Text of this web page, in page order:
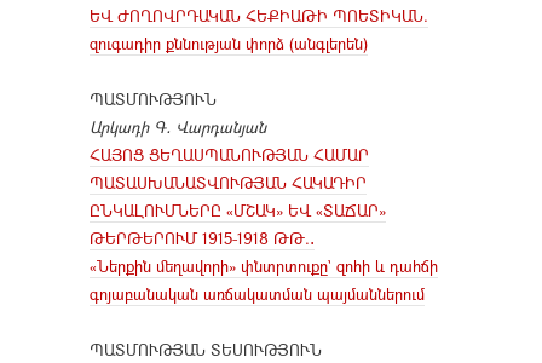
ԵՎ ԺՈՂՈՎՐԴԱԿԱՆ ՀԵՔԻԱԹԻ ՊՈԵՏԻԿԱՆ.
զուգադիր քննության փորձ (անգլերեն)
ՊԱՏՄՈՒԹՅՈՒՆ
Արկադի Գ․ Վարդանյան
ՀԱՅՈՑ ՑԵՂԱՍՊԱՆՈՒԹՅԱՆ ՀԱՄԱՐ
ՊԱՏԱՍԽԱՆԱՏՎՈՒԹՅԱՆ ՀԱԿԱԴԻՐ
ԸՆԿԱԼՈՒՄՆԵՐԸ «ՄՇԱԿ» ԵՎ «ՏԱՃԱՐ»
ԹԵՐԹԵՐՈՒՄ 1915-1918 ԹԹ.․
«Ներքին մեղավորի» փնտրտուքը` զոհի և դահճի
գոյաբանական առճակատման պայմաններում
ՊԱՏՄՈՒԹՅԱՆ ՏԵՍՈՒԹՅՈՒՆ